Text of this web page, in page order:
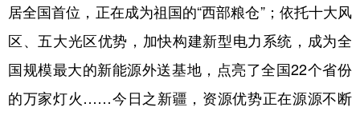
居全国首位，正在成为祖国的“西部粮仓”；依托十大风
区、五大光区优势，加快构建新型电力系统，成为全
国规模最大的新能源外送基地，点亮了全国22个省份
的万家灯火……今日之新疆，资源优势正在源源不断